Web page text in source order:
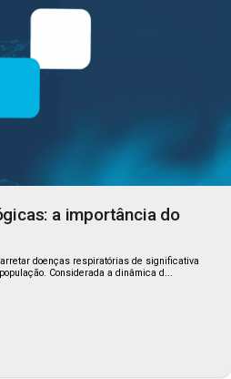
a importância do
doenças respiratórias de significativa
Considerada a dinâmica d...